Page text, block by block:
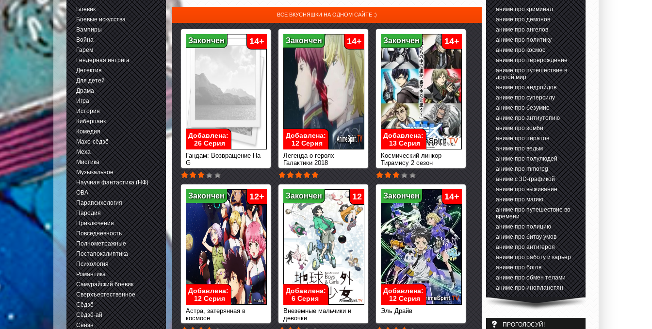
Боевик
Боевые искусства
Вампиры
Война
Гарем
Гендерная интрига
Детектив
Для детей
Драма
Игра
История
Киберпанк
Комедия
Махо-сёдзё
Меха
Мистика
Музыкальное
Научная фантастика (НФ)
ОВА
Парапсихология
Пародия
Приключения
Повседневность
Полнометражные
Постапокалиптика
Психология
Романтика
Самурайский боевик
Сверхъестественное
Сёдзё
Сёдзё-ай
Сёнэн
ВСЕ ВКУСНЯШКИ НА ОДНОМ САЙТЕ :)
Гандам: Возвращение На
G
Закончен 14+
Добавлена:
26 Серия
Легенда о героях
Галактики 2018
Закончен 14+
Добавлена:
12 Серия
Космический линкор
Тирамису 2 сезон
Закончен 14+
Добавлена:
13 Серия
Астра, затерянная в
космосе
Закончен 12+
Добавлена:
12 Серия
Внеземные мальчики и
девочки
Закончен 12
Добавлена:
6 Серия
Эль Драйв
Закончен 14+
Добавлена:
12 Серия
аниме про криминал
аниме про демонов
аниме про ангелов
аниме про политику
аниме про космос
аниме про перерождение
аниме про путешествие в
другой мир
аниме про андройдов
аниме про суперсилу
аниме про безумие
аниме про антиутопию
аниме про зомби
аниме про пиратов
аниме про ведьм
аниме про полулюдей
аниме про mmorpg
аниме с 3D-графикой
аниме про выживание
аниме про магию
аниме про путешествие во
времени
аниме про полицию
аниме про битву умов
аниме про антигероя
аниме про работу и карьер
аниме про богов
аниме про обмен телами
аниме про инопланетян
ПРОГОЛОСУЙ!